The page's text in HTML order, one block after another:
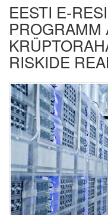
EESTI E-
PROGRAMM
RISKIDE